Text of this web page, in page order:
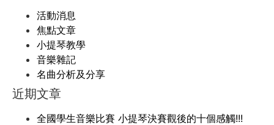
活動消息
焦點文章
小提琴教學
音樂雜記
名曲分析及分享
近期文章
全國學生音樂比賽 小提琴決賽觀後的十個感觸!!!